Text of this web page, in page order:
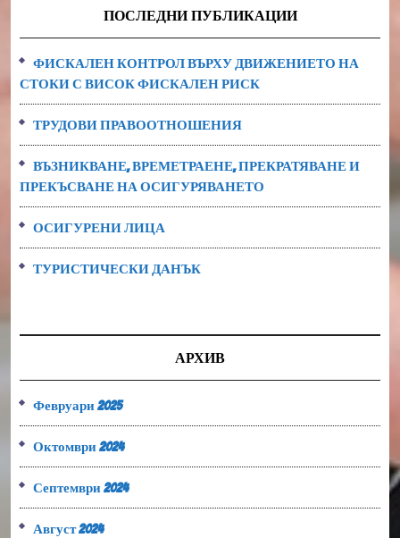
ПОСЛЕДНИ ПУБЛИКАЦИИ
ФИСКАЛЕН КОНТРОЛ ВЪРХУ ДВИЖЕНИЕТО НА
СТОКИ С ВИСОК ФИСКАЛЕН РИСК
ТРУДОВИ ПРАВООТНОШЕНИЯ
ВЪЗНИКВАНЕ, ВРЕМЕТРАЕНЕ, ПРЕКРАТЯВАНЕ И
ПРЕКЪСВАНЕ НА ОСИГУРЯВАНЕТО
ОСИГУРЕНИ ЛИЦА
ТУРИСТИЧЕСКИ ДАНЪК
АРХИВ
Февруари 2025
Октомври 2024
Септември 2024
Август 2024